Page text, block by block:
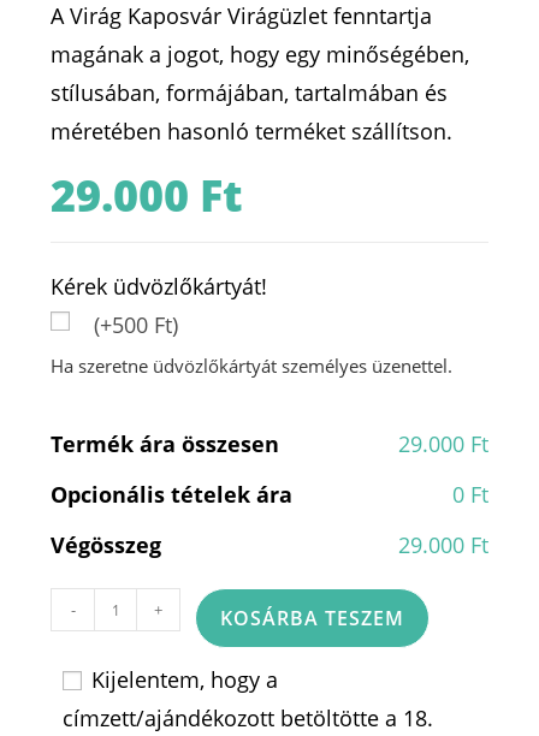
A Virág Kaposvár Virágüzlet fenntartja
magának a jogot, hogy egy minőségében,
stílusában, formájában, tartalmában és
méretében hasonló terméket szállítson.
29.000 Ft
Kérek üdvözlőkártyát!
(+500 Ft)
Ha szeretne üdvözlőkártyát személyes üzenettel.
Termék ára összesen
29.000 Ft
Opcionális tételek ára
0 Ft
Végösszeg
29.000 Ft
Virágkaspó
minipezsgővel,
2013
mennyiség
- + KOSÁRBA TESZEM
Kijelentem, hogy a
címzett/ajándékozott betöltötte a 18.